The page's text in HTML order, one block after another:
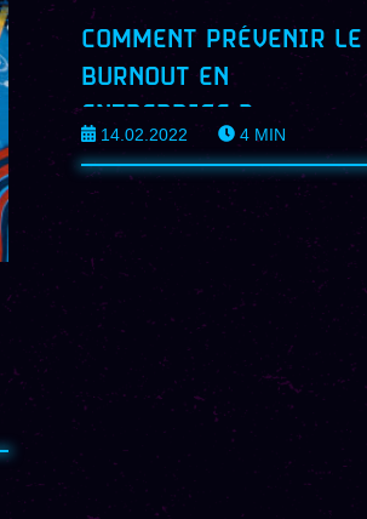
COMMENT PRÉVENIR LE
BURNOUT EN
ENTREPRISE ?
RENCONTRE AVEC LUMM
14.02.2022 4MIN